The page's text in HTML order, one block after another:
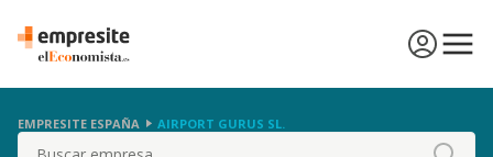
EMPRESITE ESPAÑA AIRPORT GURUS SL.
Buscar